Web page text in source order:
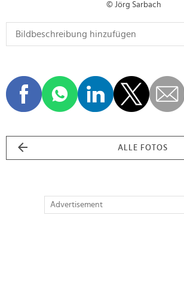
© Jörg Sarbach
ALLE FOTOS
Advertisement